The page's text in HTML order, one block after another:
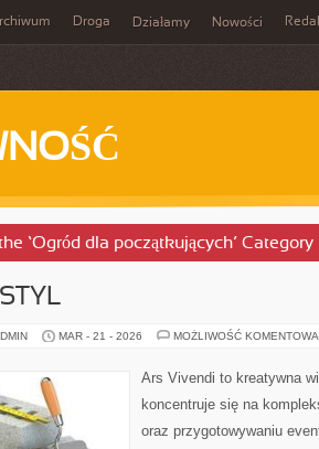
Droga Działamy Nowości
‘Ogród dla początkujących’ Category
MAR - 21 - 2026 MOŻLIWOŚĆ
Ars Vivendi to kreatywna
koncentruje się na
oraz przygotowywaniu